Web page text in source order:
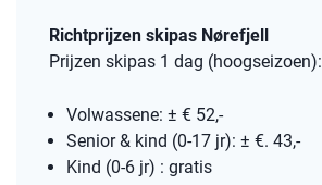
Richtprijzen skipas Nørefjell
Prijzen skipas 1 dag (hoogseizoen):
Volwassene: ± € 52,-
Senior & kind (0-17 jr): ± €. 43,-
Kind (0-6 jr) : gratis